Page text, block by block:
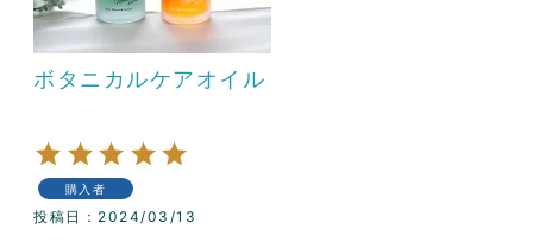
ボタニカルケアオイル
購入者
投稿日 2024/03/13